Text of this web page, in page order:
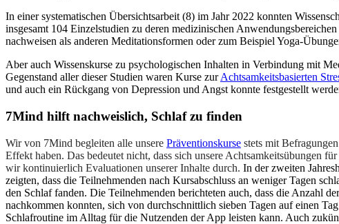
In einer systematischen Übersichtsarbeit (8) im Jahr 2022 konnten
insgesamt 104 Einzelstudien zu deren medizinischen
nachweisen als anderen Meditationsformen oder zum Beispiel Yoga-
Aber auch Wissenskurse zu psychologischen Inhalten in Verbindung mit
Gegenstand aller dieser Studien waren Kurse zurAchtsamkeitsbasierten
und auch ein Rückgang von Depression und Angst konnte festgestellt
7Mind hilft nachweislich, Schlaf zu finden
Wir von 7Mind begleiten alle unsere Präventionskurse stets mit
Effekt haben. Das bedeutet nicht, dass sich unsere Achtsamkeitsübungen
wir kontinuierlich Evaluationen unserer Inhalte durch. In der zweiten
zeigten, dass die Teilnehmenden nach Kursabschluss an weniger Tagen
den Schlaf fanden. Die Teilnehmenden berichteten auch, dass die Anzahl
nachkommen konnten, sich von durchschnittlich sieben Tagen auf einen
Schlafroutine im Alltag für die Nutzenden der App leisten kann. Auch